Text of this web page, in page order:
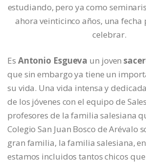
estudiando, pero ya como
ahora veinticinco años, una fecha
celebrar.
Es Antonio Esgueva un joven
que sin embargo ya tiene un
su vida. Una vida intensa y
de los jóvenes con el equipo de
profesores de la familia salesiana
Colegio San Juan Bosco de Arévalo
gran familia, la familia salesiana,
estamos incluidos tantos chicos